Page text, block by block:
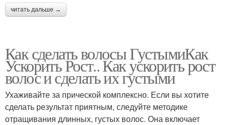
читать дальше →
Как сделать волосы ГустымиКак
Ускорить Рост.. Как ускорить рост
волос и сделать их густыми
Ухаживайте за прической комплексно. Если вы хотите
сделать результат приятным, следуйте методике
отращивания длинных, густых волос. Она включает